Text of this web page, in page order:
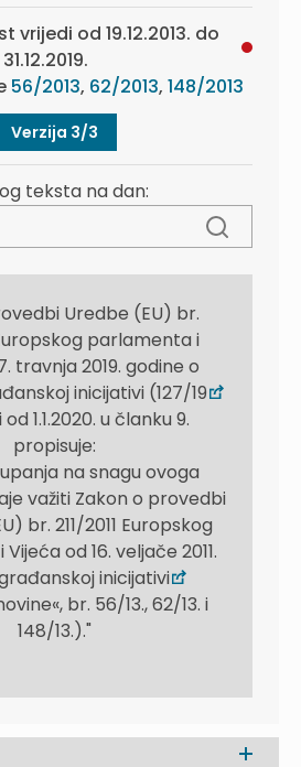
vrijedi od 19.12.2013. do
31.12.2019.
56/2013, 62/2013, 148/2013
Verzija 3/3
teksta na dan:
Uredbe (EU) br.
parlamenta i
travnja 2019. godine o
inicijativi (127/19
1.1.2020. u članku 9.
propisuje:
na snagu ovoga
važiti Zakon o provedbi
br. 211/2011 Europskog
od 16. veljače 2011.
inicijativi
br. 56/13., 62/13. i
148/13.)."